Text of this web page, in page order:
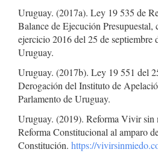
Uruguay. (2017a). Ley 19 535 de
Balance de Ejecución Presupuestal,
ejercicio 2016 del 25 de septiembre
Uruguay.
Uruguay. (2017b). Ley 19 551 del
Derogación del Instituto de
Parlamento de Uruguay.
Uruguay. (2019). Reforma Vivir sin
Reforma Constitucional al amparo
Constitución. https://